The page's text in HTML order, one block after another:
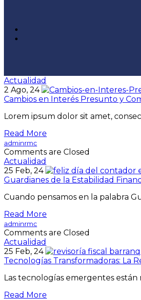
Actualidad
2 Ago, 24
Cambios en Interés Presunto y
Lorem ipsum dolor sit amet,
Read More
adminrmc
Comments are Closed
Actualidad
25 Feb, 24
Guardianes de la Estabilidad
Cuando pensamos en la palabra
Read More
adminrmc
Comments are Closed
Actualidad
25 Feb, 24
Tecnologías Transformadoras: La
Las tecnologías emergentes
Read More